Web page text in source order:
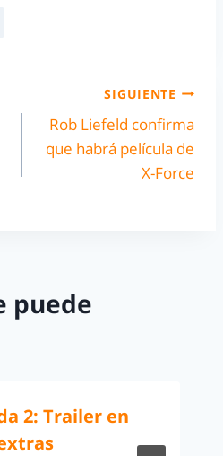
SIGUIENTE
Rob Liefeld confirma
que habrá película de
X-Force
puede
2: Trailer en